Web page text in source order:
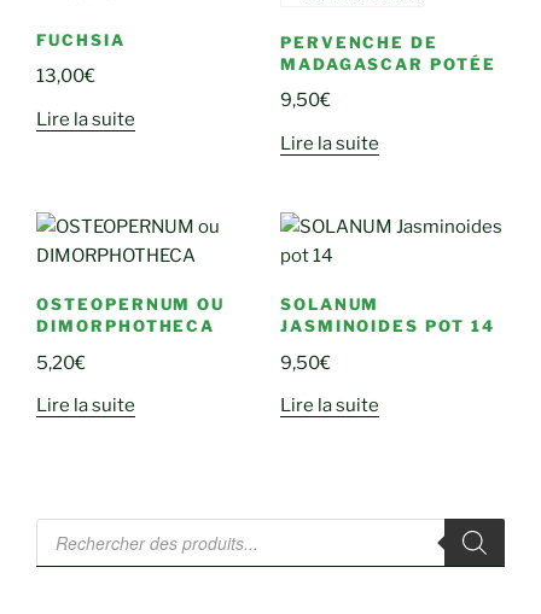
FUCHSIA
13,00€
Lire la suite
PERVENCHE DE
MADAGASCAR POTÉE
9,50€
Lire la suite
OSTEOPERNUM OU
DIMORPHOTHECA
5,20€
Lire la suite
SOLANUM
JASMINOIDES POT 14
9,50€
Lire la suite
Recherche
de
produits